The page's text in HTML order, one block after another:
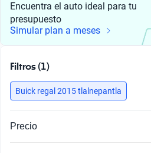
Busca por versión
Encuentra el auto ideal para tu
presupuesto
Simular plan a meses
Filtros (1)
Buick regal 2015 tlalnepantla
Precio